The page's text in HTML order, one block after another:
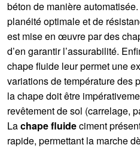
béton de manière automatisée.
planéité optimale et de
est mise en œuvre par des
d’en garantir l’assurabilité.
chape fluide leur permet une
variations de température des
la chape doit être
revêtement de sol (carrelage,
Lachape fluideciment
rapide, permettant la marche